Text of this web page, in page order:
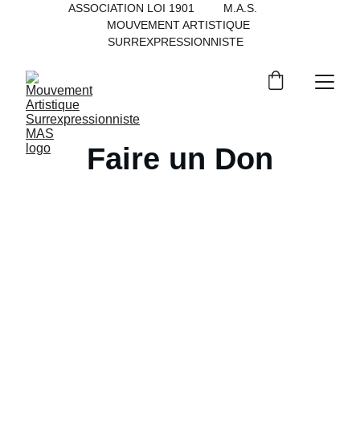
ASSOCIATION LOI 1901         M.A.S.
MOUVEMENT ARTISTIQUE
SURREXPRESSIONNISTE
Faire un Don